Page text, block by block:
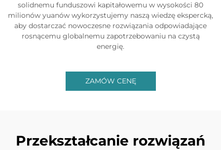
solidnemu funduszowi kapitałowemu w wysokości 80
milionów yuanów wykorzystujemy naszą wiedzę ekspercką,
aby dostarczać nowoczesne rozwiązania odpowiadające
rosnącemu globalnemu zapotrzebowaniu na czystą
energię.
ZAMÓW CENĘ
Przekształcanie rozwiązań